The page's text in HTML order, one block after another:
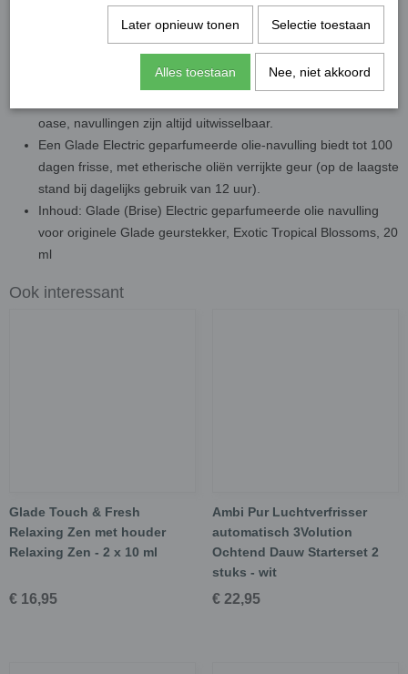
geurafgifte individueel aan je behoeften aanpassen. Ervaar
een perfecte luchtverfrisser met Glade Electric geurstekker
Kies uit verschillende en harmonisch afgestemde glade-
oase, navullingen zijn altijd uitwisselbaar.
Een Glade Electric geparfumeerde olie-navulling biedt tot 100
dagen frisse, met etherische oliën verrijkte geur (op de laagste
stand bij dagelijks gebruik van 12 uur).
Inhoud: Glade (Brise) Electric geparfumeerde olie navulling
voor originele Glade geurstekker, Exotic Tropical Blossoms, 20
ml
Ook interessant
Glade Touch & Fresh
Relaxing Zen met houder
Relaxing Zen - 2 x 10 ml
€ 16,95
Ambi Pur Luchtverfrisser
automatisch 3Volution
Ochtend Dauw Starterset 2
stuks - wit
€ 22,95
Later opnieuw tonen Selectie toestaan
Alles toestaan Nee, niet akkoord